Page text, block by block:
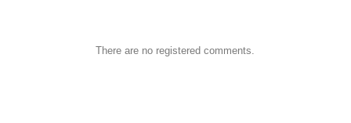
There are no registered comments.